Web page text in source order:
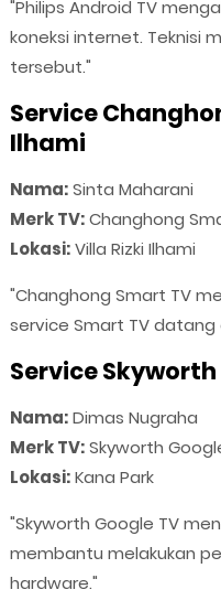
"Philips Android TV
koneksi internet. Teknisi
tersebut."
Service
Ilhami
Nama:Sinta Maharani
Merk TV:Changhong
Lokasi:Villa Rizki Ilhami
"Changhong Smart TV
service Smart TV
Service
Nama:Dimas Nugraha
Merk TV:Skyworth
Lokasi:Kana Park
"Skyworth Google TV
membantu melakukan
hardware."